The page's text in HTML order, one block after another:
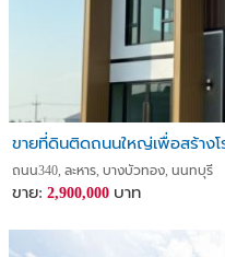
ขายที่ดินติดถนนใหญ่เพื่อสร้าง
ถนน340, ละหาร, บางบัวทอง, นนทบุรี
ขาย: 2,900,000 บาท